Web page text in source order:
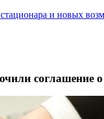
и новых
соглашение о